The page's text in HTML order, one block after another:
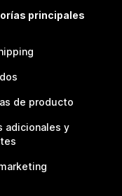
principales
de producto
adicionales y